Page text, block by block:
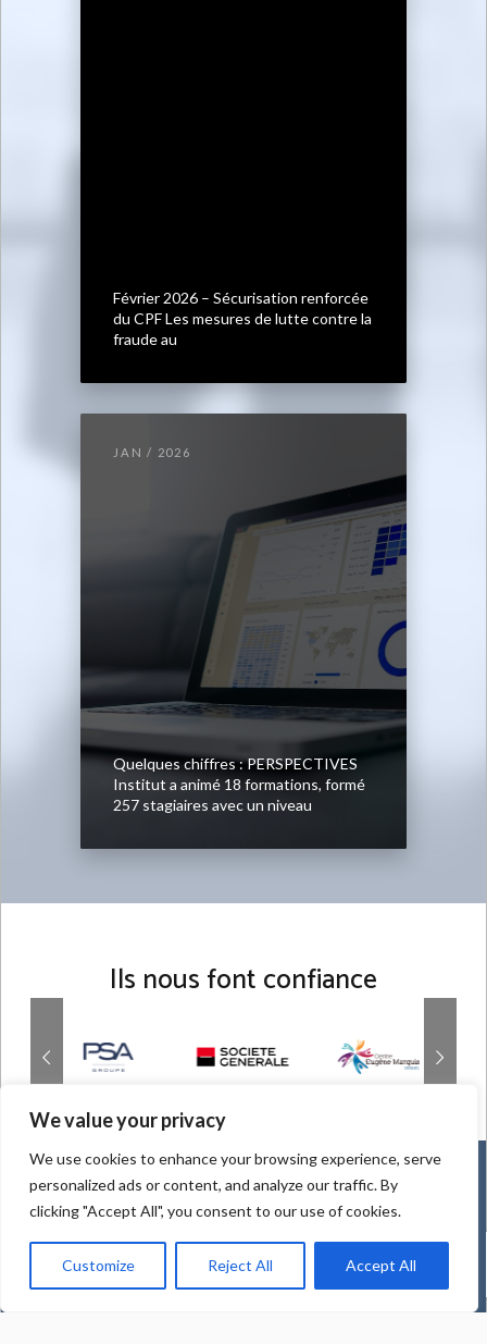
We value your privacy
We use cookies to enhance your browsing experience, serve
personalized ads or content, and analyze our traffic. By
clicking "Accept All", you consent to our use of cookies.
Customize Reject All Accept All
Février 2026 – Sécurisation renforcée
du CPF Les mesures de lutte contre la
fraude au
JAN / 2026
Quelques chiffres : PERSPECTIVES
Institut a animé 18 formations, formé
257 stagiaires avec un niveau
Ils nous font confiance
Besoin d'informations ?
Siège social :
91 rue du Faubourg Saint-Honoré